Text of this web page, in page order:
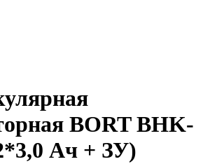
BORT BHK-
Ач + ЗУ)